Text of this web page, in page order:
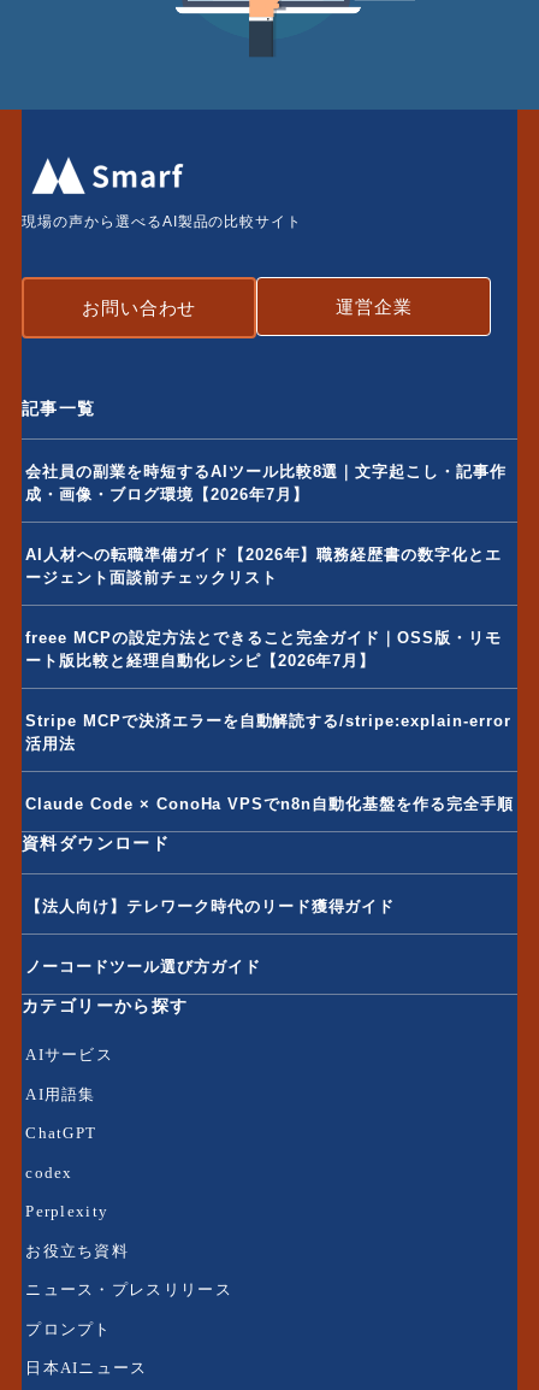
現場の声から選べるAI製品の比較サイト
お問い合わせ 運営企業
記事一覧
会社員の副業を時短するAIツール比較8選｜文字起こし・記事作
成・画像・ブログ環境【2026年7月】
AI人材への転職準備ガイド【2026年】職務経歴書の数字化とエ
ージェント面談前チェックリスト
freee MCPの設定方法とできること完全ガイド｜OSS版・リモ
ート版比較と経理自動化レシピ【2026年7月】
Stripe MCPで決済エラーを自動解読する/stripe:explain-error
活用法
Claude Code × ConoHa VPSでn8n自動化基盤を作る完全手順
資料ダウンロード
【法人向け】テレワーク時代のリード獲得ガイド
ノーコードツール選び方ガイド
カテゴリーから探す
AIサービス
AI用語集
ChatGPT
codex
Perplexity
お役立ち資料
ニュース・プレスリリース
プロンプト
日本AIニュース